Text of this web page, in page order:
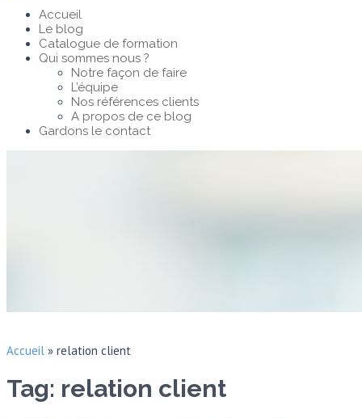
Accueil
Le blog
Catalogue de formation
Qui sommes nous ?
Notre façon de faire
L’équipe
Nos références clients
A propos de ce blog
Gardons le contact
Accueil » relation client
Tag: relation client